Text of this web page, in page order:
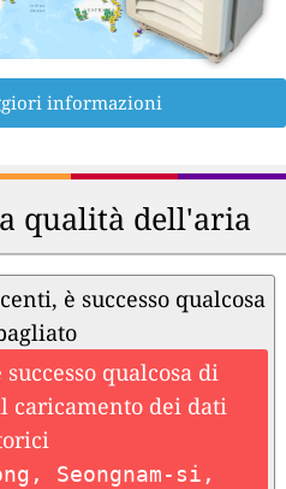
informazioni
qualità dell'aria
è successo qualcosa
qualcosa di
caricamento dei dati
Seongnam-si,